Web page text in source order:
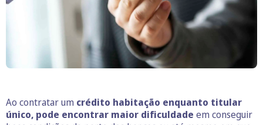
Ao contratar um crédito habitação enquanto titular
único, pode encontrar maior dificuldade em conseguir